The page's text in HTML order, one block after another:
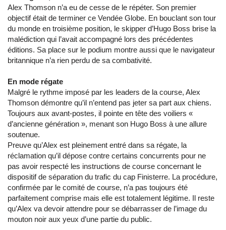
Alex Thomson n’a eu de cesse de le répéter. Son premier
objectif était de terminer ce Vendée Globe. En bouclant son tour
du monde en troisième position, le skipper d’Hugo Boss brise la
malédiction qui l’avait accompagné lors des précédentes
éditions. Sa place sur le podium montre aussi que le navigateur
britannique n’a rien perdu de sa combativité.
En mode régate
Malgré le rythme imposé par les leaders de la course, Alex
Thomson démontre qu’il n’entend pas jeter sa part aux chiens.
Toujours aux avant-postes, il pointe en tête des voiliers «
d’ancienne génération », menant son Hugo Boss à une allure
soutenue.
Preuve qu’Alex est pleinement entré dans sa régate, la
réclamation qu’il dépose contre certains concurrents pour ne
pas avoir respecté les instructions de course concernant le
dispositif de séparation du trafic du cap Finisterre. La procédure,
confirmée par le comité de course, n’a pas toujours été
parfaitement comprise mais elle est totalement légitime. Il reste
qu’Alex va devoir attendre pour se débarrasser de l’image du
mouton noir aux yeux d’une partie du public.